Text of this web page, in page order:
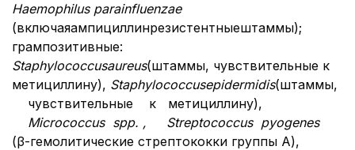
Haemophilus parainfluenzae
(включаяампициллинрезистентныештаммы);
грампозитивные:
Staphylococcusaureus(штаммы, чувствительные к
метициллину), Staphylococcusepidermidis(штаммы,
чувствительные к метициллину),
Micrococcus spp. , Streptococcus pyogenеs
(β-гемолитические стрептококки группы А),